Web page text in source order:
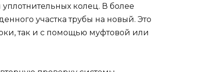
колец. В более
участка трубы на новый. Это
так и с помощью муфтовой или